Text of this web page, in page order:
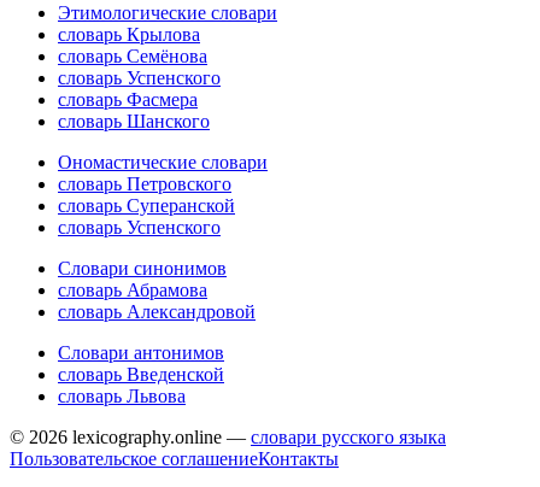
Этимологические словари
словарь Крылова
словарь Семёнова
словарь Успенского
словарь Фасмера
словарь Шанского
Ономастические словари
словарь Петровского
словарь Суперанской
словарь Успенского
Словари синонимов
словарь Абрамова
словарь Александровой
Словари антонимов
словарь Введенской
словарь Львова
© 2026 lexicography.online — словари русского языка
Пользовательское соглашениеКонтакты